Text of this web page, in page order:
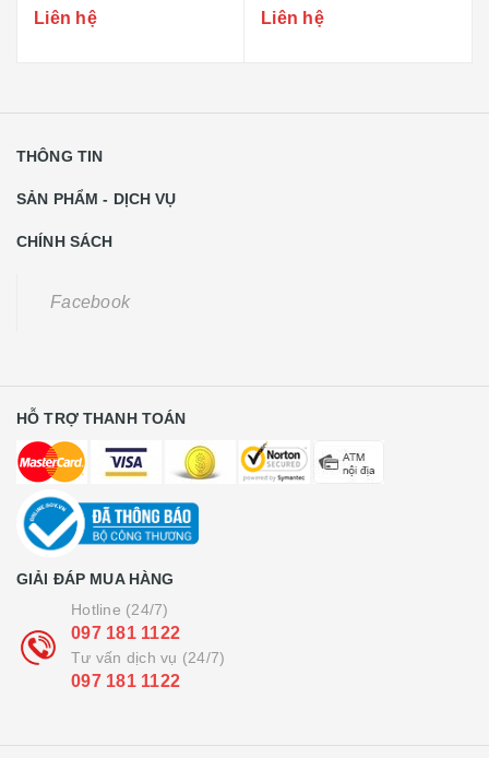
Liên hệ Liên hệ
THÔNG TIN
SẢN PHẨM - DỊCH VỤ
CHÍNH SÁCH
Facebook
HỖ TRỢ THANH TOÁN
GIẢI ĐÁP MUA HÀNG
Hotline (24/7)
097 181 1122
Tư vấn dịch vụ (24/7)
097 181 1122